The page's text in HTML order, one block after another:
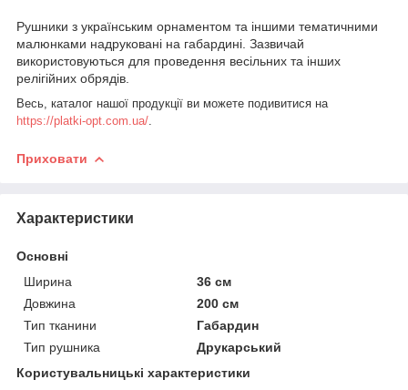
Рушники з українським орнаментом та іншими тематичними
малюнками надруковані на габардині. Зазвичай
використовуються для проведення весільних та інших
релігійних обрядів.
Весь, каталог нашої продукції ви можете подивитися на
https://platki-opt.com.ua/
Приховати
Характеристики
Основні
Ширина
36 см
Довжина
200 см
Тип тканини
Габардин
Тип рушника
Друкарський
Користувальницькі характеристики